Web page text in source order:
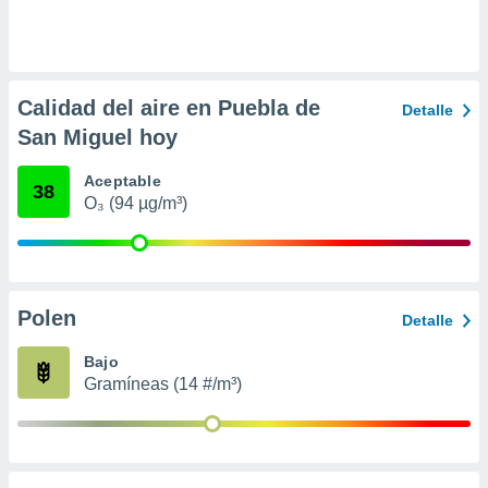
en
en
de
un
o acceder
datos
Calidad del aire en Puebla de
San Miguel hoy
Detalle
38 Aceptable
O₃ (94 µg/m³)
Polen Detalle
Bajo
Gramíneas (14 #/m³)